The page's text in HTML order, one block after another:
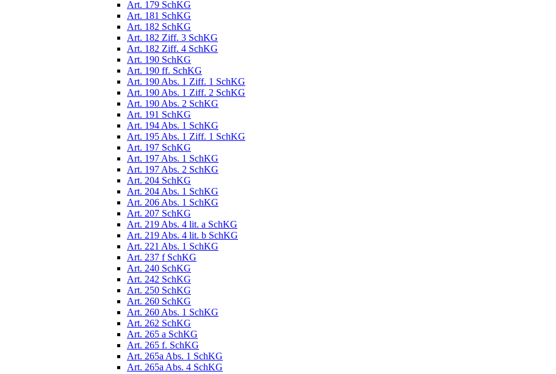
Art. 179 SchKG
Art. 181 SchKG
Art. 182 SchKG
Art. 182 Ziff. 3 SchKG
Art. 182 Ziff. 4 SchKG
Art. 190 SchKG
Art. 190 ff. SchKG
Art. 190 Abs. 1 Ziff. 1 SchKG
Art. 190 Abs. 1 Ziff. 2 SchKG
Art. 190 Abs. 2 SchKG
Art. 191 SchKG
Art. 194 Abs. 1 SchKG
Art. 195 Abs. 1 Ziff. 1 SchKG
Art. 197 SchKG
Art. 197 Abs. 1 SchKG
Art. 197 Abs. 2 SchKG
Art. 204 SchKG
Art. 204 Abs. 1 SchKG
Art. 206 Abs. 1 SchKG
Art. 207 SchKG
Art. 219 Abs. 4 lit. a SchKG
Art. 219 Abs. 4 lit. b SchKG
Art. 221 Abs. 1 SchKG
Art. 237 f SchKG
Art. 240 SchKG
Art. 242 SchKG
Art. 250 SchKG
Art. 260 SchKG
Art. 260 Abs. 1 SchKG
Art. 262 SchKG
Art. 265 a SchKG
Art. 265 f. SchKG
Art. 265a Abs. 1 SchKG
Art. 265a Abs. 4 SchKG